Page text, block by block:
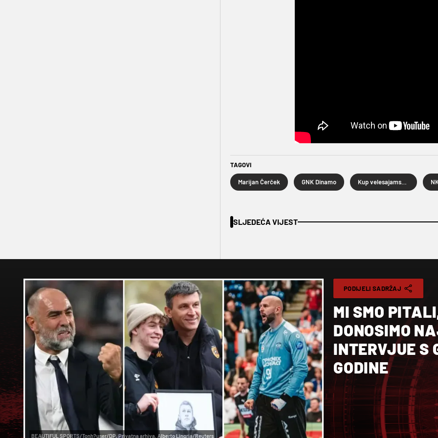
TAGOVI
Marijan Čerček GNK Dinamo Kup velesajamskih gradova
SLJEDEĆA VIJEST
BEAUTIFUL SPORTS/Tonh?user/DP, Privatna arhiva, Alberto Lingria/Reuters
PODIJELI SADRŽAJ
MI SMO
DONOSIMO
INTERVJUE S
GODINE